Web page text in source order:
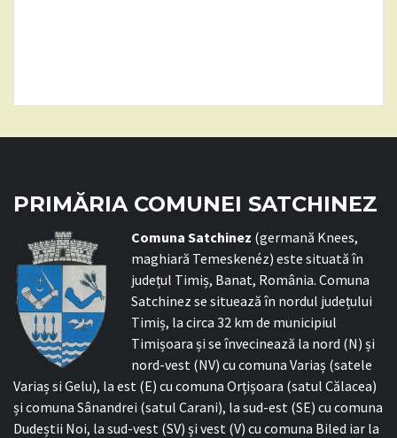
PRIMĂRIA COMUNEI SATCHINEZ
Comuna Satchinez (germană Knees,
maghiară Temeskenéz) este situată în
județul Timiș, Banat, România. Comuna
Satchinez se situează în nordul județului
Timiș, la circa 32 km de municipiul
Timișoara și se învecinează la nord (N) și
nord-vest (NV) cu comuna Variaș (satele
Variaș si Gelu), la est (E) cu comuna Orțișoara (satul Călacea)
și comuna Sânandrei (satul Carani), la sud-est (SE) cu comuna
Dudeștii Noi, la sud-vest (SV) și vest (V) cu comuna Biled iar la